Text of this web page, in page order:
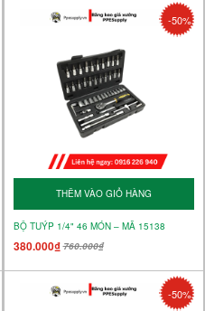
-50%
THÊM VÀO GIỎ HÀNG
BỘ TUÝP 1/4" 46 MÓN – MÃ 15138
380.000₫760.000₫
-50%